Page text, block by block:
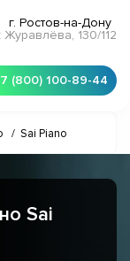
г. Ростов-на-Дону
130/112
(800) 100-89-44
/ Sai Piano
Sai